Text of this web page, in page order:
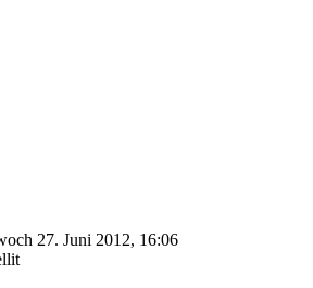
27. Juni 2012, 16:06